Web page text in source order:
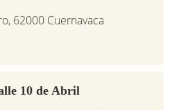
62000 Cuernavaca
10 de Abril